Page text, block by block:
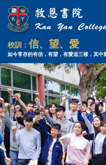
校訓：信、望、愛
如今常存的有信，有望，有愛這三樣，其中